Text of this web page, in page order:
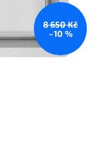
8 650 Kč
–10 %